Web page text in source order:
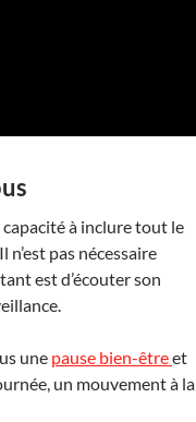
capacité à inclure tout le
pas nécessaire
est d’écouter son
une pause bien-êtreet
un mouvement à la